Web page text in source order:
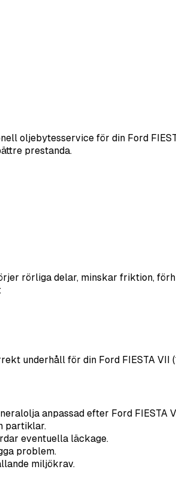
oljebytesservice för din Ford
prestanda.
rörliga delar, minskar friktion,
underhåll för din Ford FIESTA VII
anpassad efter Ford FIESTA
partiklar.
eventuella läckage.
problem.
miljökrav.